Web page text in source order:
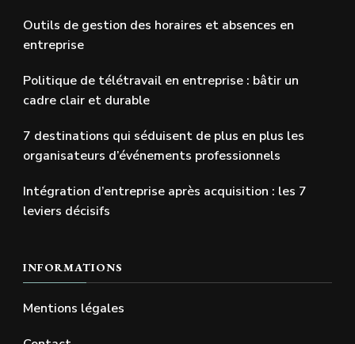
Outils de gestion des horaires et absences en
entreprise
Politique de télétravail en entreprise : bâtir un
cadre clair et durable
7 destinations qui séduisent de plus en plus les
organisateurs d’événements professionnels
Intégration d’entreprise après acquisition : les 7
leviers décisifs
INFORMATIONS
Mentions légales